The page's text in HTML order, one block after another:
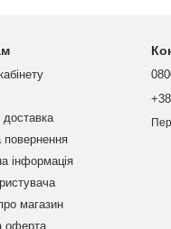
доставка
повернення
інформація
магазин
оферта